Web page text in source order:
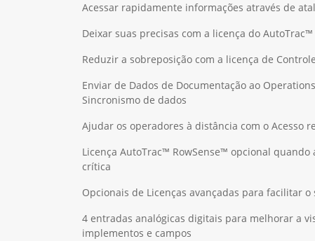
Acessar rapidamente informações através de
Deixar suas precisas com a licença do AutoTrac™
Reduzir a sobreposição com a licença de
Enviar de Dados de Documentação ao
Sincronismo de dados
Ajudar os operadores à distância com o Acesso
Licença AutoTrac™ RowSense™ opcional quando
crítica
Opcionais de Licenças avançadas para facilitar o
4 entradas analógicas digitais para melhorar a
implementos e campos